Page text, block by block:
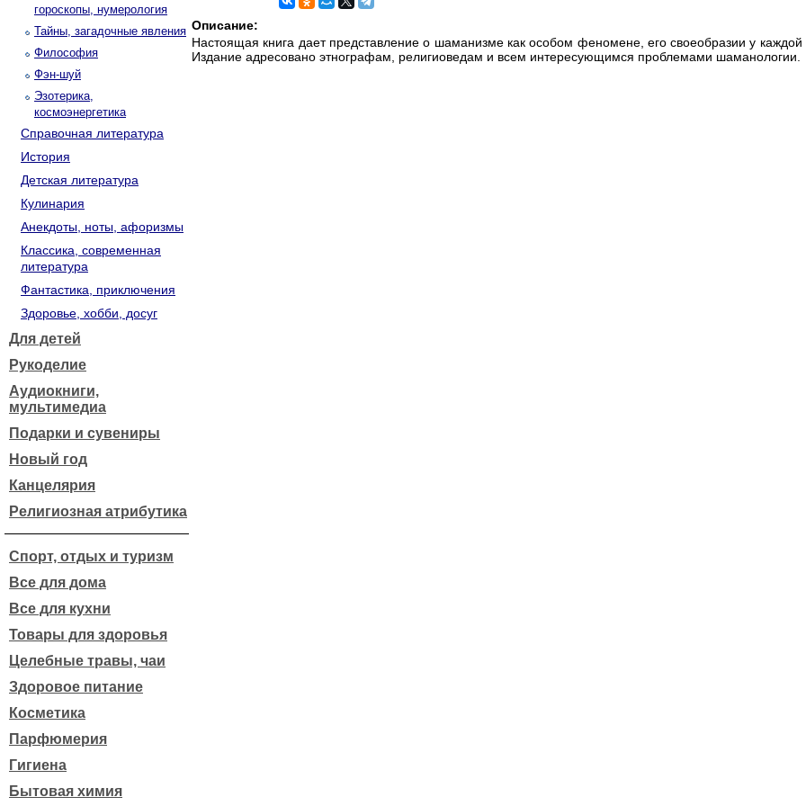
гороскопы, нумерология
Тайны, загадочные явления
Философия
Фэн-шуй
Эзотерика,
космоэнергетика
Справочная литература
История
Детская литература
Кулинария
Анекдоты, ноты, афоризмы
Классика, современная
литература
Фантастика, приключения
Здоровье, хобби, досуг
Для детей
Рукоделие
Аудиокниги,
мультимедиа
Подарки и сувениры
Новый год
Канцелярия
Религиозная атрибутика
Спорт, отдых и туризм
Все для дома
Все для кухни
Товары для здоровья
Целебные травы, чаи
Здоровое питание
Косметика
Парфюмерия
Гигиена
Бытовая химия
Описание:
Настоящая книга дает представление о шаманизме как особом феномене, его своеобразии у
Издание адресовано этнографам, религиоведам и всем интересующимся проблемами шаманологии.